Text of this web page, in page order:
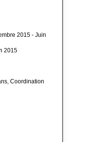
2015 - Juin
2015
Coordination